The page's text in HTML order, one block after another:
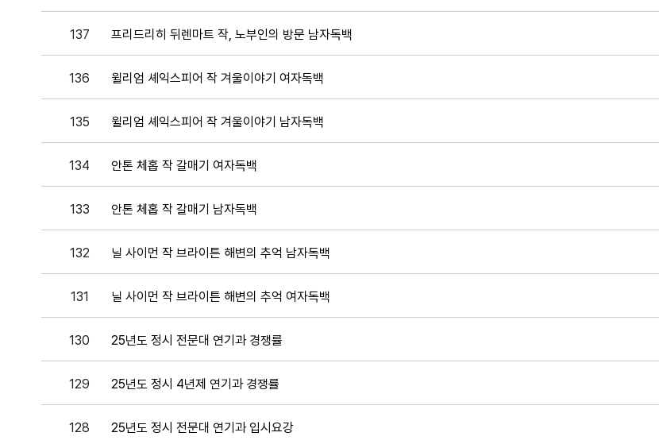
137 프리드리히 뒤렌마트 작, 노부인의 방문 남자독백
136 윌리엄 셰익스피어 작 겨울이야기 여자독백
135 윌리엄 셰익스피어 작 겨울이야기 남자독백
134 안톤 체홉 작 갈매기 여자독백
133 안톤 체홉 작 갈매기 남자독백
132 닐 사이먼 작 브라이튼 해변의 추억 남자독백
131 닐 사이먼 작 브라이튼 해변의 추억 여자독백
130 25년도 정시 전문대 연기과 경쟁률
129 25년도 정시 4년제 연기과 경쟁률
128 25년도 정시 전문대 연기과 입시요강